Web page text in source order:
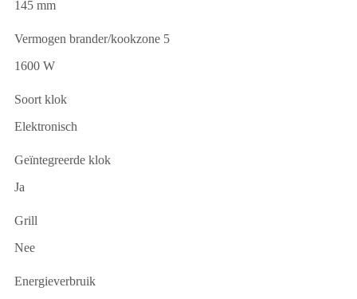
145 mm
Vermogen brander/kookzone 5
1600 W
Soort klok
Elektronisch
Geïntegreerde klok
Ja
Grill
Nee
Energieverbruik